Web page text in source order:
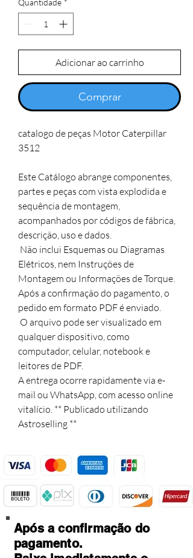
Quantidade *
Adicionar ao carrinho
Comprar
catalogo de peças Motor Caterpillar
3512
Este Catálogo abrange componentes,
partes e peças com vista explodida e
sequência de montagem,
acompanhados por códigos de fábrica,
descrição, uso e dados.
Não inclui Esquemas ou Diagramas
Elétricos, nem Instruções de
Montagem ou Informações de Torque.
Após a confirmação do pagamento, o
pedido em formato PDF é enviado.
O arquivo pode ser visualizado em
qualquer dispositivo, como
computador, celular, notebook e
leitores de PDF.
A entrega ocorre rapidamente via e-
mail ou WhatsApp, com acesso online
vitalício. ** Publicado utilizando
Astroselling **
Após a confirmação do
pagamento.